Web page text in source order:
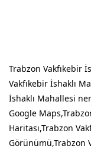
Trabzon Vakfıkebir
Vakfıkebir İshaklı
İshaklı Mahallesi
Google
Haritası,Trabzon
Görünümü,Trabzon